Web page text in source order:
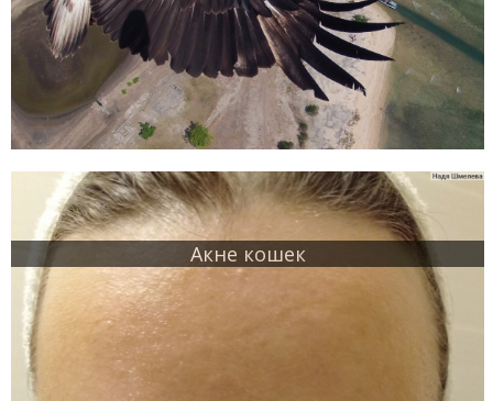
Акне кошек